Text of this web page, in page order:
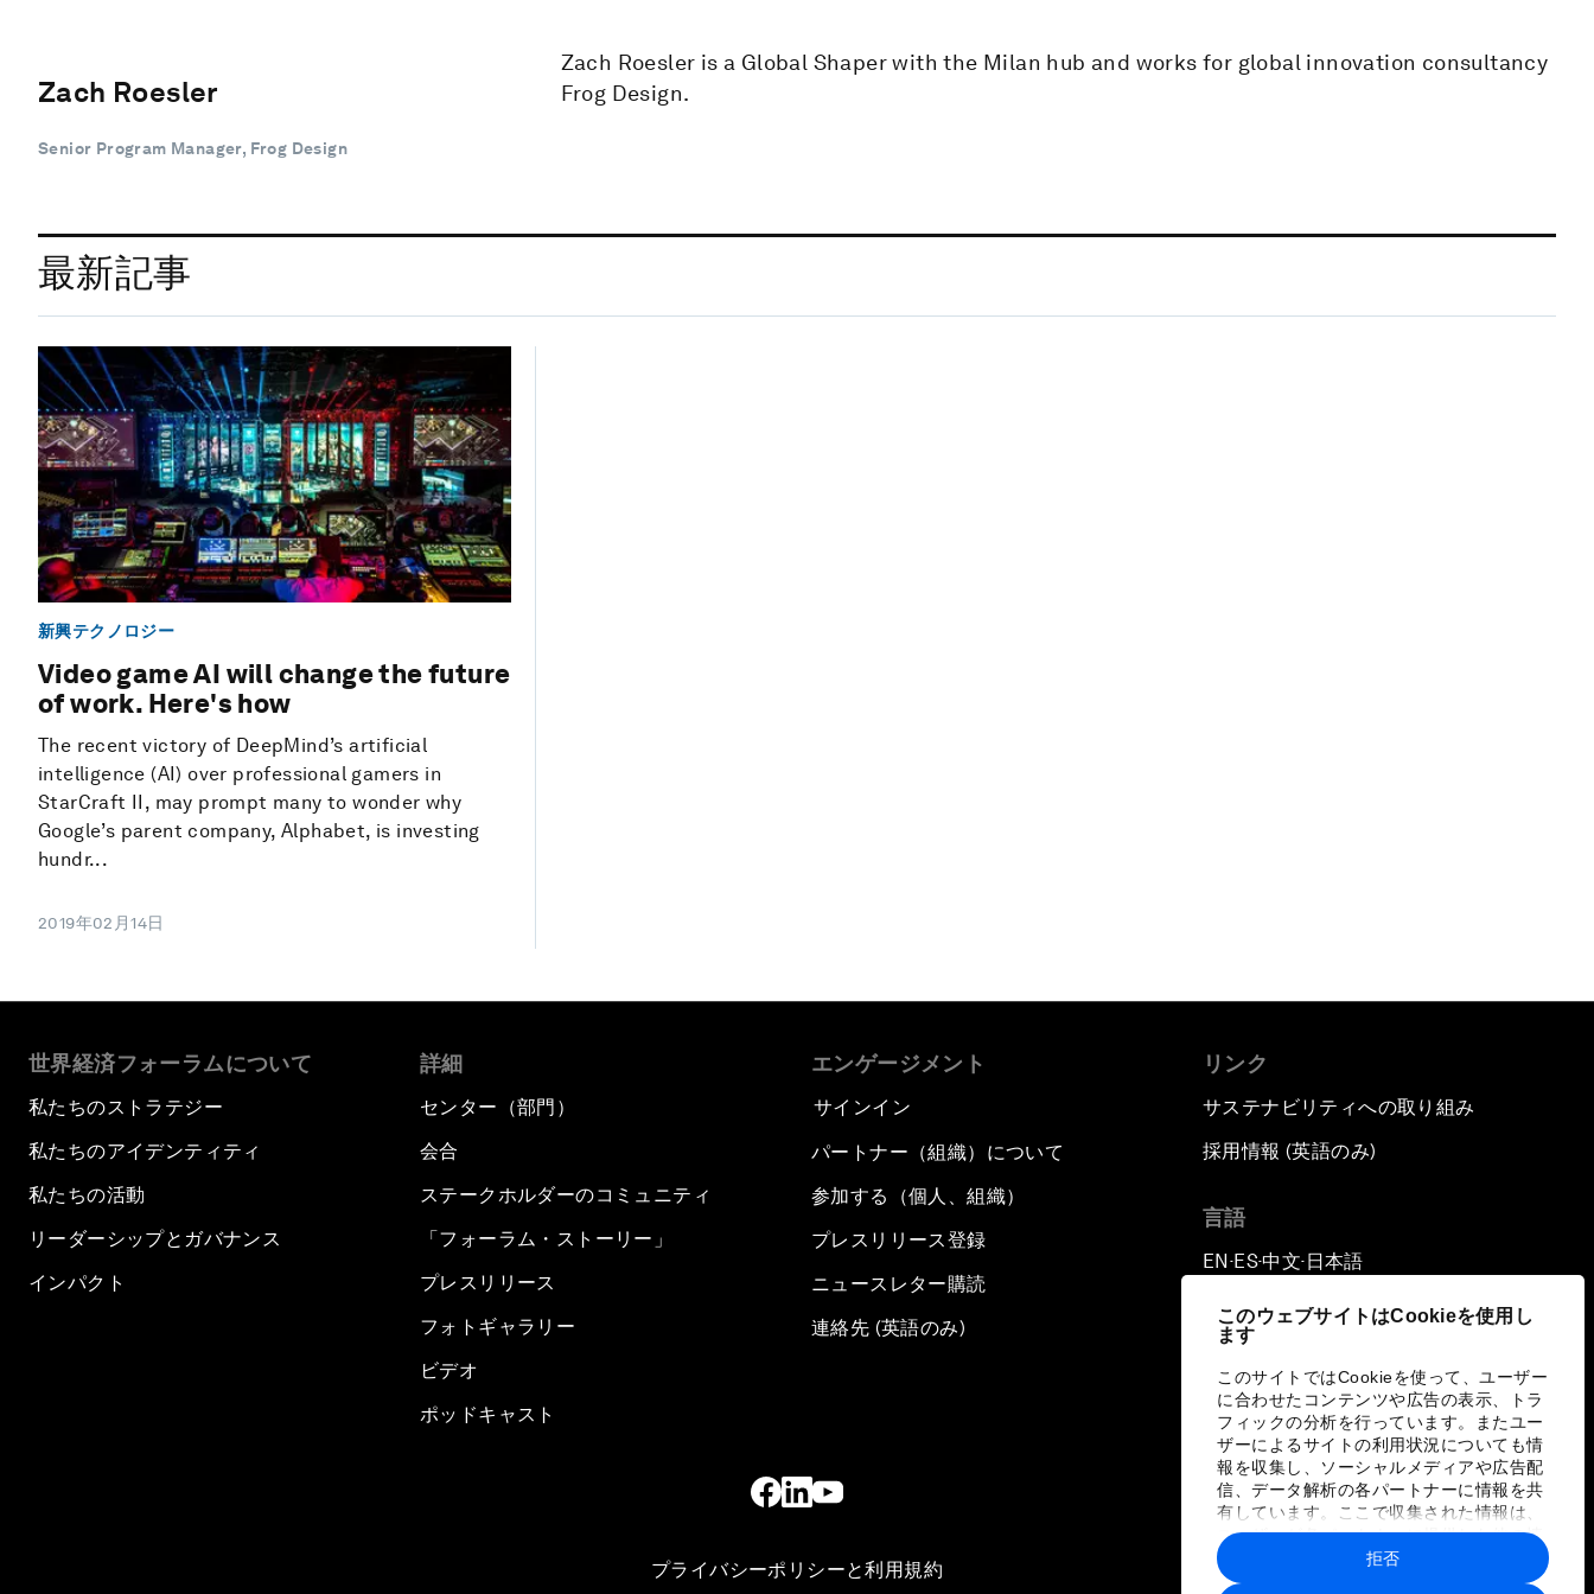
このウェブサイトはCookieを使用し
ます
このサイトではCookieを使って、ユーザー
に合わせたコンテンツや広告の表示、トラ
フィックの分析を行っています。またユー
ザーによるサイトの利用状況についても情
報を収集し、ソーシャルメディアや広告配
信、データ解析の各パートナーに情報を共
有しています。ここで収集された情報は、
ユーザーが各パートナーに提供した他の情
報や各パートナーのサービスを使用した際
に収集された情報と組み合わされ、各パー
拒否
Zach Roesler
Senior Program Manager, Frog Design
Zach Roesler is a Global Shaper with the Milan hub and works for global innovation consultancy
Frog Design.
最新記事
新興テクノロジー
Video game AI will change the future
of work. Here's how
The recent victory of DeepMind’s artificial
intelligence (AI) over professional gamers in
StarCraft II, may prompt many to wonder why
Google’s parent company, Alphabet, is investing
hundr...
2019年02月14日
世界経済フォーラムについて
私たちのストラテジー
私たちのアイデンティティ
私たちの活動
リーダーシップとガバナンス
インパクト
詳細
センター（部門）
会合
ステークホルダーのコミュニティ
「フォーラム・ストーリー」
プレスリリース
フォトギャラリー
ビデオ
ポッドキャスト
エンゲージメント
サインイン
パートナー（組織）について
参加する（個人、組織）
プレスリリース登録
ニュースレター購読
連絡先 (英語のみ)
リンク
サステナビリティへの取り組み
採用情報 (英語のみ)
言語
EN ▪ ES▪中文▪ 日本語
プライバシーポリシーと利用規約